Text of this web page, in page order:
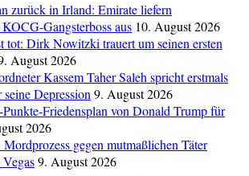
zurück in Irland: Emirate liefern
Gangsterboss aus 10. August 2026
tot: Dirk Nowitzki trauert um seinen ersten
August 2026
Kassem Taher Saleh spricht erstmals
Depression9. August 2026
Friedensplan von Donald Trump für
2026
gegen mutmaßlichen Täter
9. August 2026